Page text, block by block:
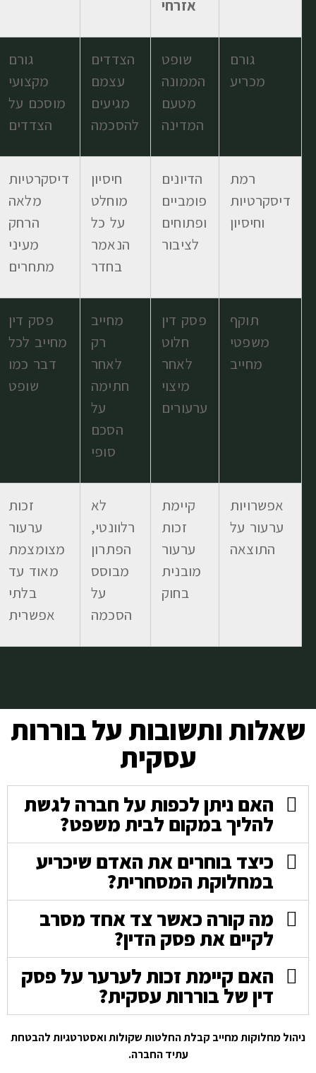
אזרחי
גורם
מכריע
שופט
הממונה
מטעם
המדינה
הצדדים
עצמם
מגיעים
להסכמה
גורם
מקצועי
מוסכם על
הצדדים
רמת
דיסקרטיות
וחיסיון
הדיונים
פומביים
ופתוחים
לציבור
חיסיון
מוחלט
על כל
הנאמר
בחדר
דיסקרטיות
מלאה
הרחק
מעיני
מתחרים
תוקף
משפטי
מחייב
פסק דין
חלוט
לאחר
מיצוי
ערעורים
מחייב
רק
לאחר
חתימה
על
הסכם
סופי
פסק דין
מחייב לכל
דבר כמו
שופט
אפשרויות
ערעור על
התוצאה
קיימת
זכות
ערעור
מובנית
בחוק
לא
רלוונטי,
הפתרון
מבוסס
על
הסכמה
זכות
ערעור
מצומצמת
מאוד עד
בלתי
אפשרית
שאלות ותשובות על בוררות
עסקית
האם ניתן לכפות על חברה לגשת
להליך במקום לבית משפט?
כיצד בוחרים את האדם שיכריע
במחלוקת המסחרית?
מה קורה כאשר צד אחד מסרב
לקיים את פסק הדין?
האם קיימת זכות לערער על פסק
דין של בוררות עסקית?
ניהול מחלוקות מחייב קבלת החלטות שקולות ואסטרטגיות להבטחת
עתיד החברה.